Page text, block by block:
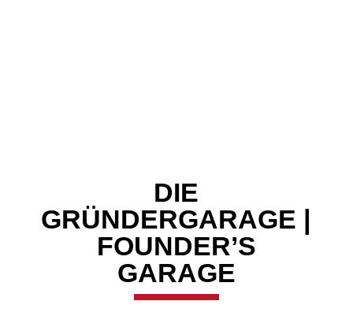
DIE
GRÜNDERGARAGE |
FOUNDER’S
GARAGE